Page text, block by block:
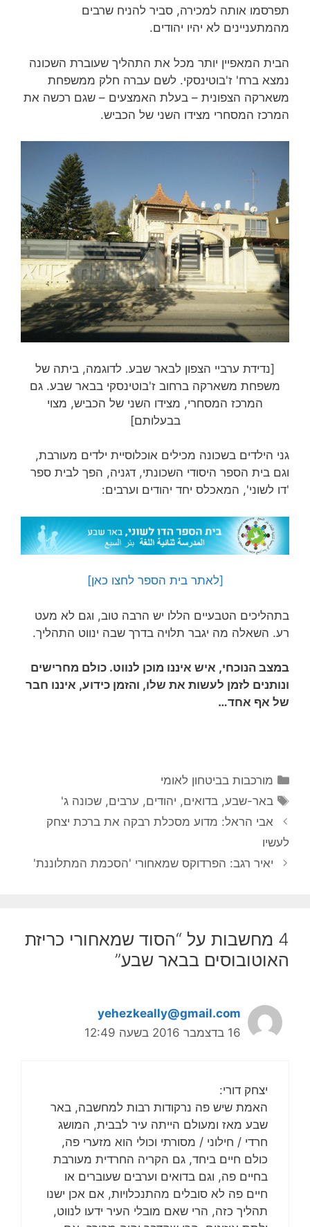
תפרסמו אותה למכירה, סביר להניח שרבים
מהמתעניינים לא יהיו יהודים.
הבית המאפיין יותר מכל את התהליך שעוברת השכונה
נמצא ברח' ז'בוטינסקי. לשם עברה חלק ממשפחת
משארקה הצפונית – בעלת האמצעים – שגם רכשה את
המרכז המסחרי מצידו השני של הכביש.
[נדידת ערביי הצפון לבאר שבע. לדוגמה, ביתה של
משפחת משארקה ברחוב ז'בוטינסקי בבאר שבע. גם
המרכז המסחרי, מצידו השני של הכביש, מצוי
בבעלותם]
גני הילדים בשכונה מכילים אוכלוסיית ילדים מעורבת,
וגם בית הספר היסודי השכונתי, דגניה, הפך לבית ספר
'דו לשוני', המאכלס יחד יהודים וערבים:
[לאתר בית הספר לחצו כאן]
בתהליכים הטבעיים הללו יש הרבה טוב, וגם לא מעט
רע. השאלה מה יגבר תלויה בדרך שבה ינווט התהליך.
במצב הנוכחי, איש איננו מוכן לנווט. כולם מחרישים
ונותנים לזמן לעשות את שלו, והזמן כידוע, איננו חבר
של אף אחד…
קטגוריות
מורכבות בביטחון לאומי
תגיות
באר-שבע,בדואים, יהודים, ערבים,שכונה ג'
אבי הראל: מדוע מסכלת רבקה את ברכת יצחק
לעשיו
יאיר רגב: הפרדוקס שמאחורי 'הסכמת המתלוננת'
4 מחשבות על “הסוד שמאחורי כריזת
האוטובוסים בבאר שבע”
yehezkeally@gmail.com
16 בדצמבר 2016 בשעה 12:49
יצחק דורי:
האמת שיש פה נרקודות רבות למחשבה, באר
שבע מאז ומעולם הייתה עיר לבבית, המושג
חרדי / חילוני / מסורתי וכולי הוא מזערי פה,
כולם חיים ביחד, גם הקריה החרדית מעורבת
בחיים פה, וגם בדואים וערבים שעוברים או
חיים פה לא סובלים מהתנכלויות, אם אכן ישנו
תהליך כזה, הרי שאם מובלי העיר ידעו לנווט,